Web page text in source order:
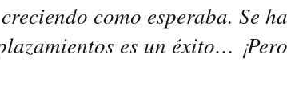
como esperaba. Se
es un éxito…